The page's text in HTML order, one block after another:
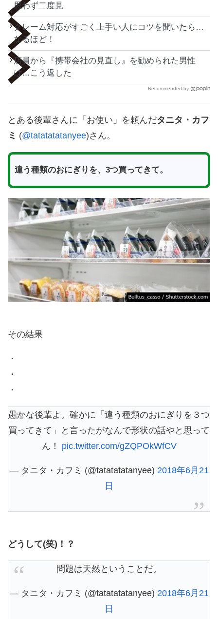
思わず二度見
クレーム対応がすごく上手い人にコツを聞いたら…
なるほど！
店員から『携帯会社の見直し』を勧められた男性
は…こう返した
Recommended by
とある後輩さんに「お使い」を頼んだタニタ・カフ
ミ (@tatatatatanyee)さん。
違う種類のおにぎりを、3つ買ってきて。
その結果
・
・
・
愚かな後輩よ。確かに「違う種類のおにぎりを３つ
買ってきて」と言ったがなんで形状の話やと思って
ん！ pic.twitter.com/gZQPOkWfCV
— タニタ・カフミ (@tatatatatanyee) 2018年6月21
日
どうして(笑)！？
問題は天然ということだ。
— タニタ・カフミ (@tatatatatanyee) 2018年6月21
日